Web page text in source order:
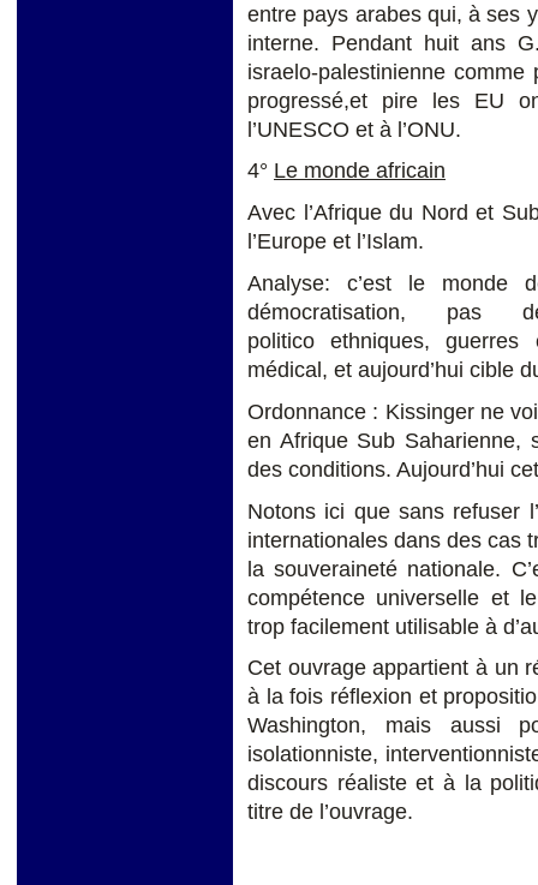
entre pays arabes qui, à ses
interne. Pendant huit ans
israelo-palestinienne comme
progressé,et pire les EU
l’UNESCO et à l’ONU.
4° Le monde africain
Avec l’Afrique du Nord et
l’Europe et l’Islam.
Analyse: c’est le monde
démocratisation, pas
politico ethniques, guerres
médical, et aujourd’hui cible
Ordonnance : Kissinger ne
en Afrique Sub Saharienne,
des conditions. Aujourd’hui
Notons ici que sans refuser
internationales dans des cas
la souveraineté nationale.
compétence universelle et
trop facilement utilisable à
Cet ouvrage appartient à un
à la fois réflexion et
Washington, mais aussi
isolationniste,
discours réaliste et à la
titre de l’ouvrage.